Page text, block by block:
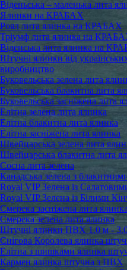
Віденьська – маленька лита
Ялинки на КРАБАХ
Роял лита ялинка на КРАБАХ
Тріумф лита ялинка на
Віденська лита ялинка на
Штучні ялинки від
виробництво
Буковельська зелена лита
Буковельська блакитна лита
Буковельська засніжена лита
Елітна зелена лита ялинка
Елітна блакитна лита ялинка
Елітна засніжена лита ялинка
Швейцарська зелена лита
Швейцарська блакитна лита
Сосна лита зелена
Канадська зелена з
Royal VIP Зелена із
Royal VIP Зелена із Білими
Смерека засніжена лита ялинка
Смерека зелена лита ялинка
Штучні ялинки ПВХ 1.0 м -
Снігова Королева ялинка
Елітна з шишками ялинка
Кармен ялинка штучна з ПВХ